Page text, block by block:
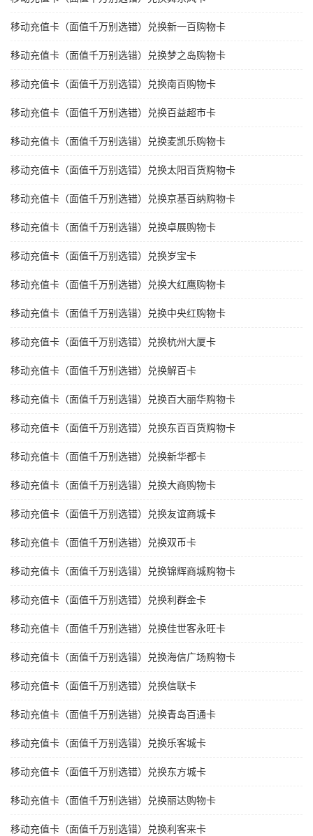
移动充值卡（面值千万别选错）兑换新一百购物卡
移动充值卡（面值千万别选错）兑换梦之岛购物卡
移动充值卡（面值千万别选错）兑换南百购物卡
移动充值卡（面值千万别选错）兑换百益超市卡
移动充值卡（面值千万别选错）兑换麦凯乐购物卡
移动充值卡（面值千万别选错）兑换太阳百货购物卡
移动充值卡（面值千万别选错）兑换京基百纳购物卡
移动充值卡（面值千万别选错）兑换卓展购物卡
移动充值卡（面值千万别选错）兑换岁宝卡
移动充值卡（面值千万别选错）兑换大红鹰购物卡
移动充值卡（面值千万别选错）兑换中央红购物卡
移动充值卡（面值千万别选错）兑换杭州大厦卡
移动充值卡（面值千万别选错）兑换解百卡
移动充值卡（面值千万别选错）兑换百大丽华购物卡
移动充值卡（面值千万别选错）兑换东百百货购物卡
移动充值卡（面值千万别选错）兑换新华都卡
移动充值卡（面值千万别选错）兑换大商购物卡
移动充值卡（面值千万别选错）兑换友谊商城卡
移动充值卡（面值千万别选错）兑换双币卡
移动充值卡（面值千万别选错）兑换锦辉商城购物卡
移动充值卡（面值千万别选错）兑换利群金卡
移动充值卡（面值千万别选错）兑换佳世客永旺卡
移动充值卡（面值千万别选错）兑换海信广场购物卡
移动充值卡（面值千万别选错）兑换信联卡
移动充值卡（面值千万别选错）兑换青岛百通卡
移动充值卡（面值千万别选错）兑换乐客城卡
移动充值卡（面值千万别选错）兑换东方城卡
移动充值卡（面值千万别选错）兑换丽达购物卡
移动充值卡（面值千万别选错）兑换利客来卡